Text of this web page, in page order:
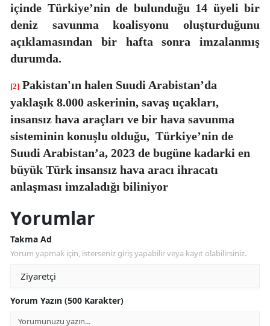
içinde Türkiye’nin de bulunduğu 14 üyeli bir
deniz savunma koalisyonu oluşturduğunu
açıklamasından bir hafta sonra imzalanmış
durumda.
[2] Pakistan'ın halen Suudi Arabistan’da
yaklaşık 8.000 askerinin, savaş uçakları,
insansız hava araçları ve bir hava savunma
sisteminin konuşlu olduğu, Türkiye’nin de
Suudi Arabistan’a, 2023 de bugüne kadarki en
büyük Türk insansız hava aracı ihracatı
anlaşması imzaladığı biliniyor
Yorumlar
Takma Ad
Yorum yapmak için, isterseniz giriş yapabilir veya kayıt olabilirsiniz.
Yorum Yazın (500 Karakter)